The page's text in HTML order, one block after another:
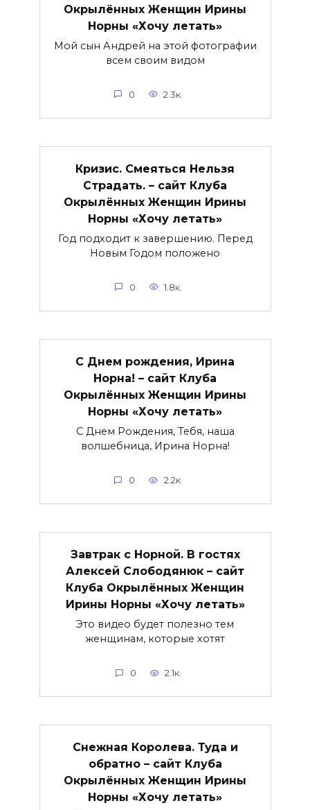
Окрылённых Женщин Ирины
Норны «Хочу летать»
Мой сын Андрей на этой фотографии
всем своим видом
0 2.3к.
Кризис. Смеяться Нельзя
Страдать. – сайт Клуба
Окрылённых Женщин Ирины
Норны «Хочу летать»
Год подходит к завершению. Перед
Новым Годом положено
0 1.8к.
С Днем рождения, Ирина
Норна! – сайт Клуба
Окрылённых Женщин Ирины
Норны «Хочу летать»
С Днем Рождения, Тебя, наша
волшебница, Ирина Норна!
0 2.2к.
Завтрак с Норной. В гостях
Алексей Слободянюк – сайт
Клуба Окрылённых Женщин
Ирины Норны «Хочу летать»
Это видео будет полезно тем
женщинам, которые хотят
0 2.1к.
Снежная Королева. Туда и
обратно – сайт Клуба
Окрылённых Женщин Ирины
Норны «Хочу летать»